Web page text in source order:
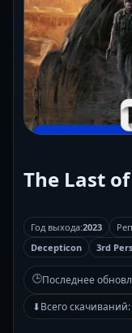
The Last
Год выхода:2023
Decepticon
3rd
🕒Последнее
⬇Всего скачиваний: